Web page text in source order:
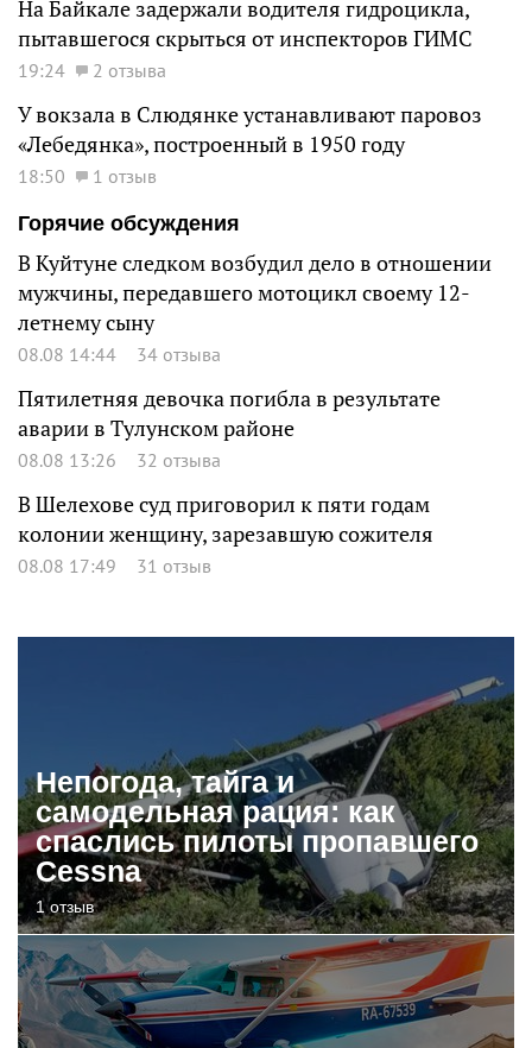
На Байкале задержали водителя гидроцикла,
пытавшегося скрыться от инспекторов ГИМС
19:24 2 отзыва
У вокзала в Слюдянке устанавливают паровоз
«Лебедянка», построенный в 1950 году
18:50
1 отзыв
Горячие обсуждения
В Куйтуне следком возбудил дело в отношении
мужчины, передавшего мотоцикл своему 12-
летнему сыну
08.08 14:44 34 отзыва
Пятилетняя девочка погибла в результате
аварии в Тулунском районе
08.08 13:26 32 отзыва
В Шелехове суд приговорил к пяти годам
колонии женщину, зарезавшую сожителя
08.08 17:49 31 отзыв
Непогода, тайга и
самодельная рация: как
спаслись пилоты пропавшего
Cessna
1 отзыв